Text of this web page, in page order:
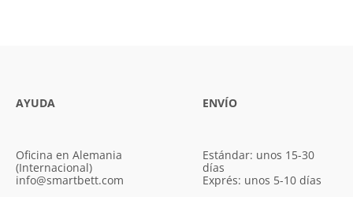
AYUDA
Oficina en Alemania
(Internacional)
info@smartbett.com
ENVÍO
Estándar: unos 15-30
días
Exprés: unos 5-10 días